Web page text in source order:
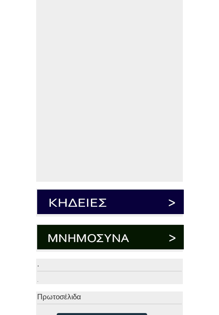
.
.
Πρωτοσέλιδα